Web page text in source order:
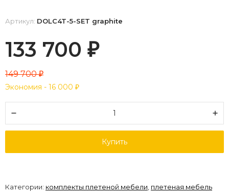
Артикул: DOLC4T-5-SET graphite
133 700 ₽
149 700₽
Экономия - 16 000 ₽
Купить
Категории: комплекты плетеной мебели, плетеная мебель